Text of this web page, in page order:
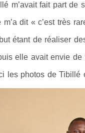
m’avait fait part de
m’a dit « c’est très
étant de réaliser
elle avait envie
les photos de Tibillé